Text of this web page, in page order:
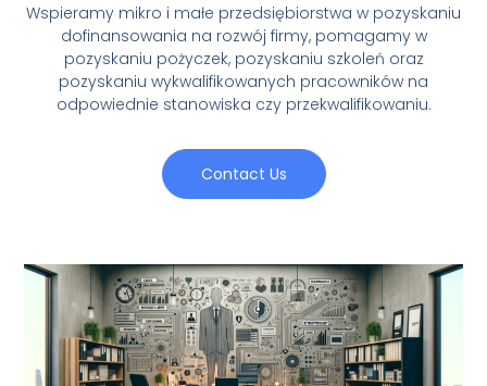
Wspieramy mikro i małe przedsiębiorstwa w pozyskaniu
dofinansowania na rozwój firmy, pomagamy w
pozyskaniu pożyczek, pozyskaniu szkoleń oraz
pozyskaniu wykwalifikowanych pracowników na
odpowiednie stanowiska czy przekwalifikowaniu.
Contact Us